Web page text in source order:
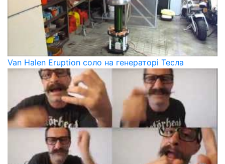
Van Halen Eruption соло на генераторі Тесла